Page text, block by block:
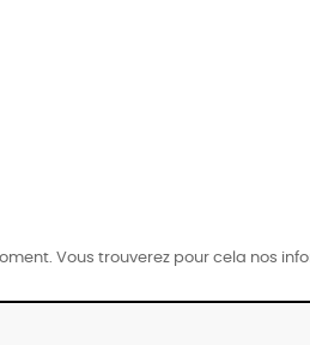
Vous trouverez pour cela nos